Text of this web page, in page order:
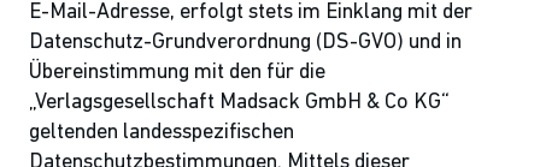
E-Mail-Adresse, erfolgt stets im Einklang mit der
Datenschutz-Grundverordnung (DS-GVO) und in
Übereinstimmung mit den für die
„Verlagsgesellschaft Madsack GmbH & Co KG“
geltenden landesspezifischen